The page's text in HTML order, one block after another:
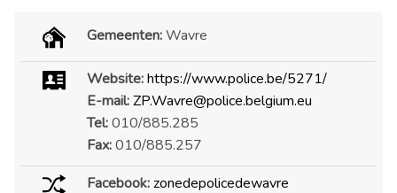
Gemeenten:Wavre
Website:https://www.police.be/5271/
E-mail: ZP.Wavre@police.belgium.eu
Tel:010/885.285
Fax:010/885.257
Facebook: zonedepolicedewavre